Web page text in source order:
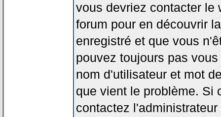
vous devriez contacter le
forum pour en découvrir
enregistré et que vous
pouvez toujours pas
nom d'utilisateur et mot
que vient le problème. Si
contactez